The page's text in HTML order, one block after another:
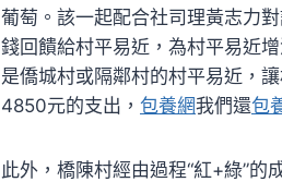
葡萄。該一起配合社司理黃志力
錢回饋給村平易近，為村平易近
是僑城村或隔鄰村的村平易近，
4850元的支出， 包養網我們還包
此外，橋陳村經由過程“紅+綠”